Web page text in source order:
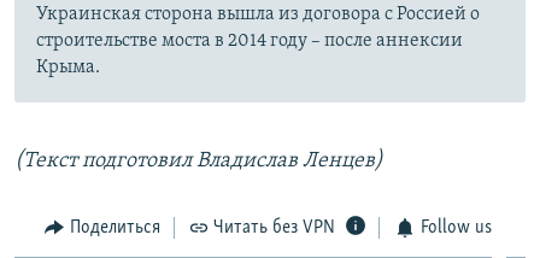
Украинская сторона вышла из договора с Россией о
строительстве моста в 2014 году – после аннексии
Крыма.
(Текст подготовил Владислав Ленцев)
Поделиться Читать без VPN Follow us